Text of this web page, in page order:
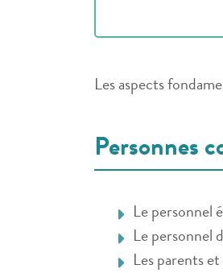
Les aspects
Personnes
Le personnel
Le personnel
Les parents